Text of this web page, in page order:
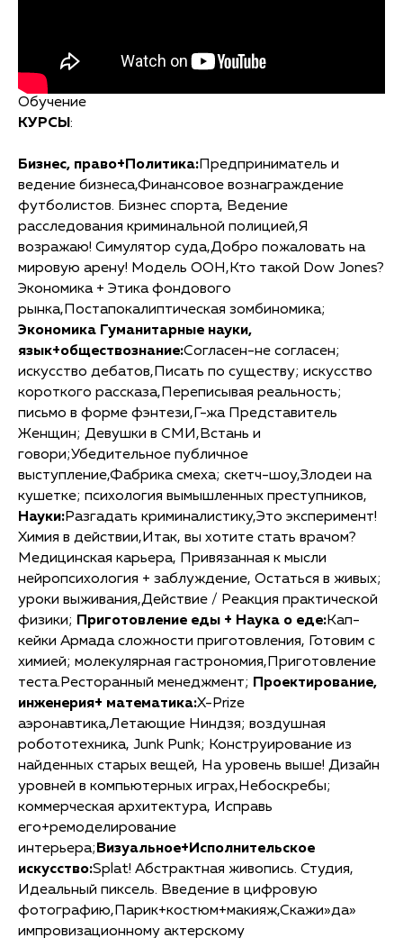
Обучение
КУРСЫ :
Бизнес, право+Политика:Предприниматель и
ведение бизнеса,Финансовое вознаграждение
футболистов. Бизнес спорта, Ведение
расследования криминальной полицией,Я
возражаю! Симулятор суда,Добро пожаловать на
мировую арену! Модель ООН,Кто такой Dow Jones?
Экономика + Этика фондового
рынка,Постапокалиптическая зомбиномика;
Экономика Гуманитарные науки,
язык+обществознание:Согласен-не согласен;
искусство дебатов,Писать по существу; искусство
короткого рассказа,Переписывая реальность;
письмо в форме фэнтези,Г-жа Представитель
Женщин; Девушки в СМИ,Встань и
говори;Убедительное публичное
выступление,Фабрика смеха; скетч-шоу,Злодеи на
кушетке; психология вымышленных преступников,
Науки:Разгадать криминалистику,Это эксперимент!
Химия в действии,Итак, вы хотите стать врачом?
Медицинская карьера, Привязанная к мысли
нейропсихология + заблуждение, Остаться в живых;
уроки выживания,Действие / Реакция практической
физики; Приготовление еды + Наука о еде:Кап-
кейки Армада сложности приготовления, Готовим с
химией; молекулярная гастрономия,Приготовление
теста.Ресторанный менеджмент; Проектирование,
инженерия+ математика:X-Prize
аэронавтика,Летающие Ниндзя; воздушная
робототехника, Junk Punk; Конструирование из
найденных старых вещей, На уровень выше! Дизайн
уровней в компьютерных играх,Небоскребы;
коммерческая архитектура, Исправь
его+ремоделирование
интерьера; Визуальное+Исполнительское
искусство:Splat! Абстрактная живопись. Студия,
Идеальный пиксель. Введение в цифровую
фотографию,Парик+костюм+макияж,Скажи»да»
импровизационному актерскому